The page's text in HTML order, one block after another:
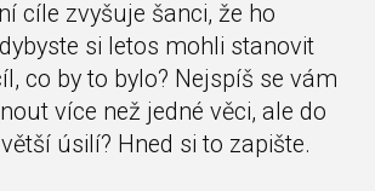
cíle zvyšuje šanci, že ho
si letos mohli stanovit
co by to bylo? Nejspíš se vám
více než jedné věci, ale do
úsilí? Hned si to zapište.